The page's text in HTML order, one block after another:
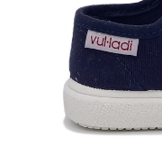
Deportivas (2)
MARCAS